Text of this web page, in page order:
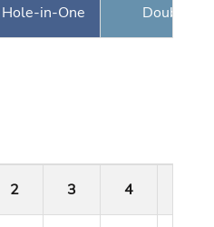
Hole-in-One Double
2 3 4